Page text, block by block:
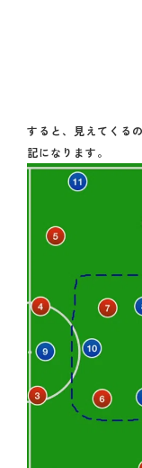
すると、見えてくる
記になります。